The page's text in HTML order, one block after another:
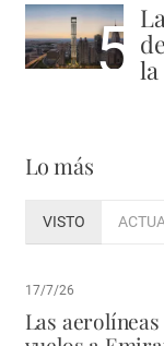
5
Lo más
VISTO
17/7/26
Las